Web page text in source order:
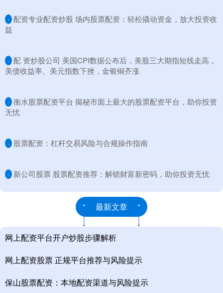
· ​配资专业配资炒股 场内股票配资：轻松撬动资金，放大投资收
益
· ​配 资炒股公司 美国CPI数据公布后，美股三大期指短线走高，
美债收益率、美元指数下挫，金银铜齐涨
· ​衡水股票配资平台 揭秘市面上最大的股票配资平台，助你投资
无忧
· ​股票配资：杠杆交易风险与合规操作指南
· ​新公司股票 股票配资推荐：解锁财富新密码，助你投资无忧
最新文章
网上配资平台开户炒股步骤解析
网上配资股票 正规平台推荐与风险提示
保山股票配资：本地配资渠道与风险提示